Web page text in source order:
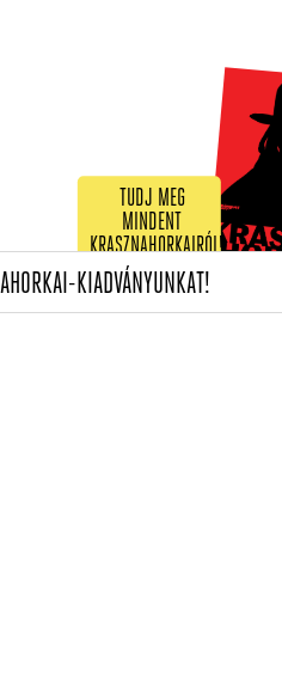
TUDJ MEG
MINDENT
KRASZNAHORKAIRÓL!
KIADVÁNYUNKAT!(CURRENT)